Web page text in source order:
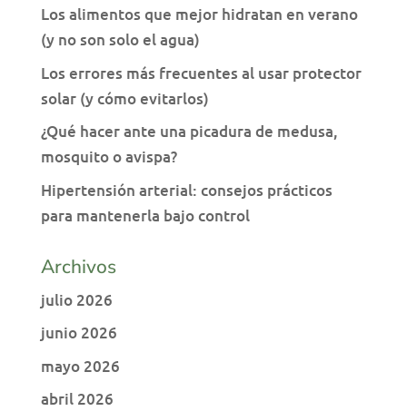
Los alimentos que mejor hidratan en verano
(y no son solo el agua)
Los errores más frecuentes al usar protector
solar (y cómo evitarlos)
¿Qué hacer ante una picadura de medusa,
mosquito o avispa?
Hipertensión arterial: consejos prácticos
para mantenerla bajo control
Archivos
julio 2026
junio 2026
mayo 2026
abril 2026